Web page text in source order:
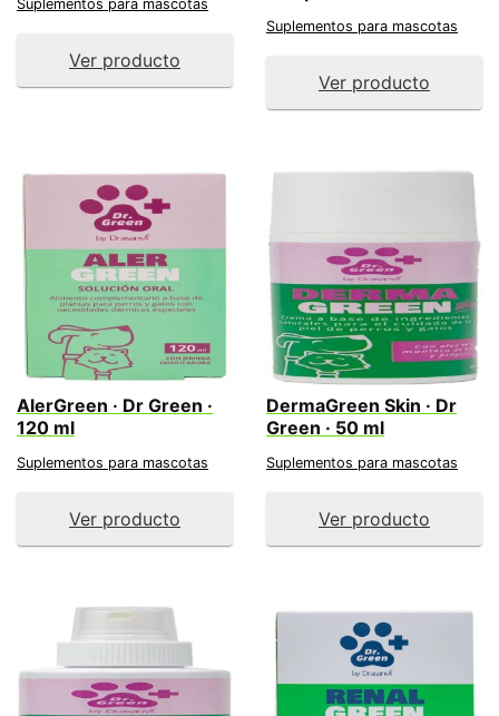
Suplementos para mascotas
Ver producto
Suplementos para mascotas
Ver producto
AlerGreen · Dr Green ·
120 ml
Suplementos para mascotas
Ver producto
DermaGreen Skin · Dr
Green · 50 ml
Suplementos para mascotas
Ver producto